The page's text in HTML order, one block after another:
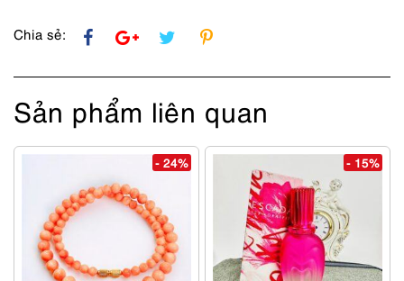
Chia sẻ:
Sản phẩm liên quan
- 24% - 15%